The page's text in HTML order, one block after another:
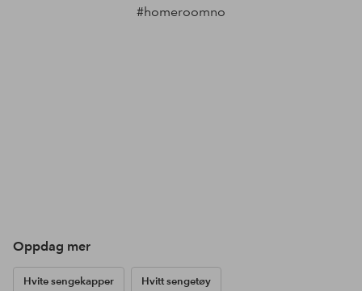
#homeroomno
Oppdag mer
Hvite sengekapper Hvitt sengetøy